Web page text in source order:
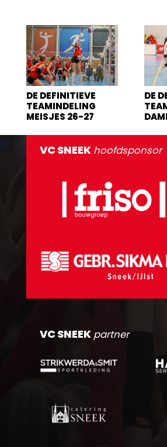
DE DEFINITIEVE
TEAMINDELING
MEISJES 26-27
DE
VC SNEEK hoofdsponsor
VC SNEEK partner